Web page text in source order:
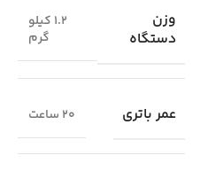
وزن
دستگاه
1.2 کیلو
گرم
عمر باتری 20 ساعت